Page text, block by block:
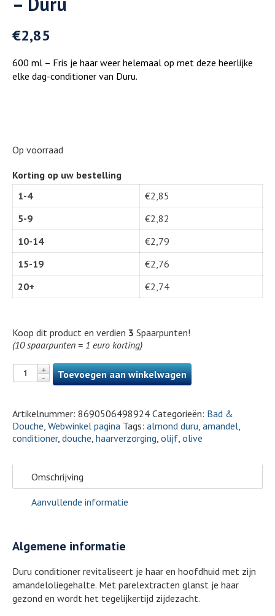
€2,85
600 ml – Fris je haar weer helemaal op met deze heerlijke
elke dag-conditioner van Duru.
Op voorraad
Korting op uw bestelling
1-4
€2,85
5-9
€2,82
10-14
€2,79
15-19
€2,76
20+
€2,74
Koop dit product en verdien 3 Spaarpunten!
(10 spaarpunten = 1 euro korting)
Toevoegen aan winkelwagen
Artikelnummer: 8690506498924 Categorieën: Bad &
Douche, Webwinkel pagina Tags: almond duru, amandel,
conditioner, douche, haarverzorging, olijf, olive
Omschrijving
Aanvullende informatie
Algemene informatie
Duru conditioner revitaliseert je haar en hoofdhuid met zijn
amandeloliegehalte. Met parelextracten glanst je haar
gezond en wordt het tegelijkertijd zijdezacht.